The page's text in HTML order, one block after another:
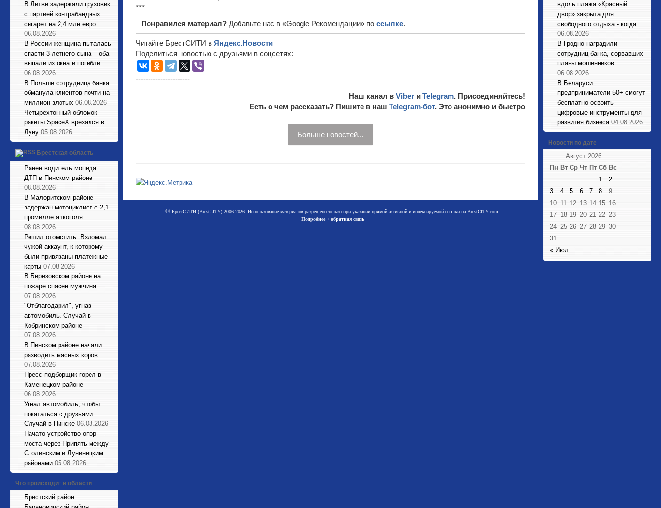
В Литве задержали грузовик
с партией контрабандных
сигарет на 2,4 млн евро
06.08.2026
В России женщина пыталась
спасти 3-летнего сына – оба
выпали из окна и погибли
06.08.2026
В Польше сотрудница банка
обманула клиентов почти на
миллион злотых 06.08.2026
Четырехтонный обломок
ракеты SpaceX врезался в
Луну 05.08.2026
Брестская область
Ранен водитель мопеда.
ДТП в Пинском районе
08.08.2026
В Малоритском районе
задержан мотоциклист с 2,1
промилле алкоголя
08.08.2026
Решил отомстить. Взломал
чужой аккаунт, к которому
были привязаны платежные
карты 07.08.2026
В Березовском районе на
пожаре спасен мужчина
07.08.2026
"Отблагодарил", угнав
автомобиль. Случай в
Кобринском районе
07.08.2026
В Пинском районе начали
разводить мясных коров
07.08.2026
Пресс-подборщик горел в
Каменецком районе
06.08.2026
Угнал автомобиль, чтобы
покататься с друзьями.
Случай в Пинске 06.08.2026
Начато устройство опор
моста через Припять между
Столинским и Лунинецким
районами 05.08.2026
Что происходит в области
Брестский район
***
Понравился материал? Добавьте нас в «Google Рекомендации» по ссылке.
Читайте БрестСИТИ в Яндекс.Новости
Поделиться новостью с друзьями в соцсетях:
----------------------
Наш канал в Viber и Telegram. Присоединяйтесь!
Есть о чем рассказать? Пишите в наш Telegram-бот. Это анонимно и быстро
Больше новостей...
©БрестСИТИ (BrestCITY) 2006-2026. Использование материалов разрешено только при указании прямой активной и индексируемой ссылки на BrestCITY.com
Подробнее + обратная связь
вдоль пляжа «Красный
двор» закрыта для
свободного отдыха - когда
06.08.2026
В Гродно наградили
сотрудниц банка, сорвавших
планы мошенников
06.08.2026
В Беларуси
предприниматели 50+ смогут
бесплатно освоить
цифровые инструменты для
развития бизнеса 04.08.2026
Новости по дате
Август 2026
Пн Вт Ср Чт Пт Сб Вс
« Июл
1
2
3
4 5 6 7 8
9
10 11 12 13 14 15 16
17 18 19 20 21 22 23
24 25 26 27 28 29 30
31